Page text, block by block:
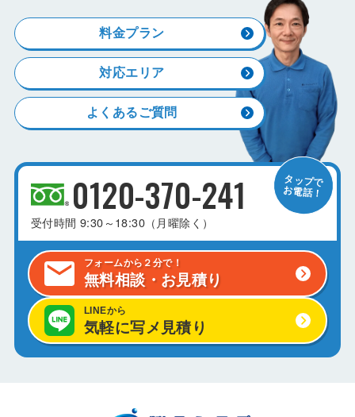
料金プラン
対応エリア
よくあるご質問
0120-370-241
受付時間 9:30～18:30（月曜除く）
フォームから２分で！
無料相談・お見積り
LINEから
気軽に写メ見積り